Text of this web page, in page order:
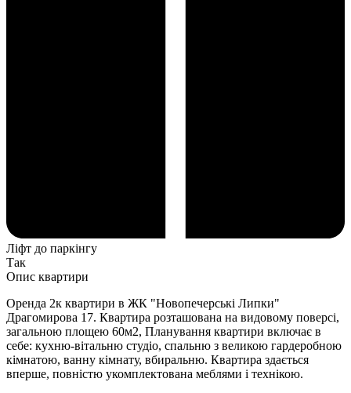
Ліфт до паркінгу
Так
Опис квартири
Оренда 2к квартири в ЖК "Новопечерські Липки"
Драгомирова 17. Квартира розташована на видовому поверсі,
загальною площею 60м2, Планування квартири включає в
себе: кухню-вітальню студіо, спальню з великою гардеробною
кімнатою, ванну кімнату, вбиральню. Квартира здається
вперше, повністю укомплектована меблями і технікою.